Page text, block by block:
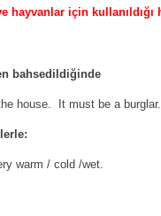
hayvanlar için kullanıldığı
bahsedildiğinde
house. It must be a burglar.
warm / cold /wet.